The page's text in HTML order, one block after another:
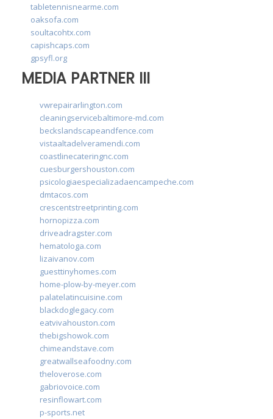
tabletennisnearme.com
oaksofa.com
soultacohtx.com
capishcaps.com
gpsyfl.org
MEDIA PARTNER III
vwrepairarlington.com
cleaningservicebaltimore-md.com
beckslandscapeandfence.com
vistaaltadelveramendi.com
coastlinecateringnc.com
cuesburgershouston.com
psicologiaespecializadaencampeche.com
dmtacos.com
crescentstreetprinting.com
hornopizza.com
driveadragster.com
hematologa.com
lizaivanov.com
guesttinyhomes.com
home-plow-by-meyer.com
palatelatincuisine.com
blackdoglegacy.com
eatvivahouston.com
thebigshowok.com
chimeandstave.com
greatwallseafoodny.com
theloverose.com
gabriovoice.com
resinflowart.com
p-sports.net